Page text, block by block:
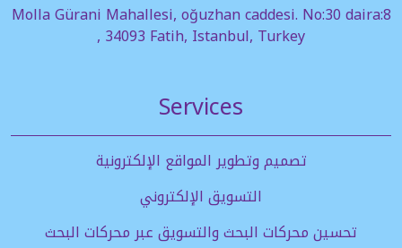
Molla Gürani Mahallesi, oğuzhan caddesi. No:30 daira:8
, 34093 Fatih, Istanbul, Turkey
Services
تصميم وتطوير المواقع الإلكترونية
التسويق الإلكتروني
تحسين محركات البحث والتسويق عبر محركات البحث